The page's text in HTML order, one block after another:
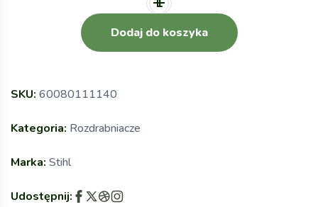
Dodaj do koszyka
SKU: 60080111140
Kategoria: Rozdrabniacze
Marka: Stihl
Udostępnij: